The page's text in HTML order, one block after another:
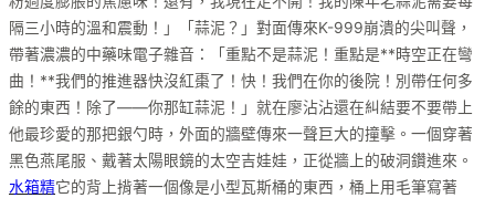
隔三小時的溫和震動！」「蒜泥？」對面傳來K-999崩潰的尖叫聲，
帶著濃濃的中藥味電子雜音：「重點不是蒜泥！重點是**時空正在彎
曲！**我們的推進器快沒紅棗了！快！我們在你的後院！別帶任何多
餘的東西！除了——你那缸蒜泥！」就在廖沾沾還在糾結要不要帶上
他最珍愛的那把銀勺時，外面的牆壁傳來一聲巨大的撞擊。一個穿著
黑色燕尾服、戴著太陽眼鏡的太空吉娃娃，正從牆上的破洞鑽進來。
水箱精它的背上揹著一個像是小型瓦斯桶的東西，桶上用毛筆寫著